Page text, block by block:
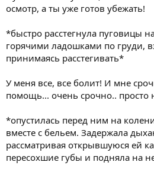
осмотр, а ты уже готов убежать!
*быстро расстегнула пуговицы
горячими ладошками по груди,
принимаясь расстегивать*
У меня все, все болит! И мне
помощь... очень срочно.. просто
*опустилась перед ним на
вместе с бельем. Задержала
рассматривая открывшуюся ей
пересохшие губы и подняла на